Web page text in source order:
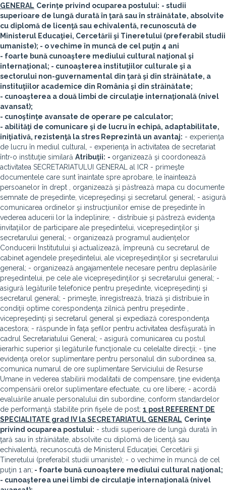
GENERAL Cerinţe privind ocuparea postului: - studii
superioare de lungă durată în ţară sau în străinătate, absolvite
cu diplomă de licenţă sau echivalentă, recunoscută de
Ministerul Educaţiei, Cercetării şi Tineretului (preferabil studii
umaniste); - o vechime în muncă de cel puţin 4 ani
- foarte bună cunoaştere mediului cultural naţional şi
internaţional; - cunoaşterea instituţiilor culturale şi a
sectorului non-guvernamental din ţară şi din străinătate, a
instituţiilor academice din România şi din străinătate;
- cunoaşterea a două limbi de circulaţie internaţională (nivel
avansat);
- cunoştinţe avansate de operare pe calculator;
- abilităţi de comunicare şi de lucru în echipă, adaptabilitate,
iniţiativă, rezistenţă la stres Reprezintă un avantaj: - experienţa
de lucru în mediul cultural, - experienţa în activitatea de secretariat
într-o instituţie similară Atribuţii: - organizează şi coordonează
activitatea SECRETARIATULUI GENERAL al ICR - primeşte
documentele care sunt înaintate spre aprobare, le înaintează
persoanelor în drept , organizează şi păstrează mapa cu documente
semnate de preşedinte, vicepreşedinşi şi secretarul general; - asigură
comunicarea ordinelor şi instrucţiunilor emise de preşedinte în
vederea aducerii lor la îndeplinire; - distribuie şi păstreză evidenţa
invitaţiilor de participare ale preşedintelui, vicepreşedinţilor şi
secretarului general; - organizează programul audienţelor
Conducerii Institutului şi actualizează, împreună cu secretarul de
cabinet agendele preşedintelui, ale vicepreşedinţilor şi secretarului
general; - organizează angajamentele necesare pentru deplasările
preşedintelui, pe cele ale vicepreşedinţilor şi secretarului general; -
asigură legăturile telefonice pentru preşedinte, vicepreşedinţi şi
secretarul general; - primeşte, înregistrează, triază şi distribuie în
condiţii optime corespondenţa zilnică pentru preşedinte ,
vicepreşedinţi şi secretarul general şi expediază corespondenţa
acestora; - răspunde în faţa şefilor pentru activitatea desfăşurată în
cadrul Secretariatului General; - asigură comunicarea cu postul
ierarhic superior şi legăturile funcţionale cu celelalte direcţii; - ţine
evidenţa orelor suplimentare pentru personalul din subordinea sa,
comunica numarul de ore suplimentare Serviciului de Resurse
Umane in vederea stabilirii modalitatii de compensare, ţine evidenţa
compensării orelor suplimentare efectuate, cu ore libere; - acordă
evaluările anuale personalului din subordine, conform standardelor
de performanţă stabilite prin fişele de post; 1 post REFERENT DE
SPECIALITATE grad IV la SECRETARIATUL GENERAL Cerinţe
privind ocuparea postului: - studii superioare de lungă durată în
ţară sau în străinătate, absolvite cu diplomă de licenţă sau
echivalentă, recunoscută de Ministerul Educaţiei, Cercetării şi
Tineretului (preferabil studii umaniste); - o vechime în muncă de cel
puţin 1 an; - foarte bună cunoaştere mediului cultural naţional;
- cunoaşterea unei limbi de circulaţie internaţională (nivel